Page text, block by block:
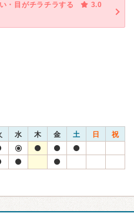
・目がチラチラする
3.0
水 木 金 土 日 祝